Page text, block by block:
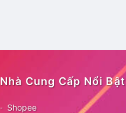
Nhà Cung Cấp Nổi Bật
Shopee